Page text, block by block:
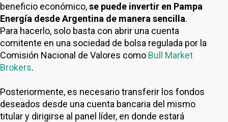
beneficio económico,se puede invertir en Pampa
Energía desde Argentina de manera sencilla.
Para hacerlo, solo basta con abrir una cuenta
comitente en una sociedad de bolsa regulada por la
Comisión Nacional de Valores como Bull Market
Brokers.
Posteriormente, es necesario transferir los fondos
deseados desde una cuenta bancaria del mismo
titular y dirigirse al panel líder, en donde estará